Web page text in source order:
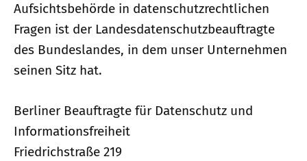
Aufsichtsbehörde in datenschutzrechtlichen
Fragen ist der Landesdatenschutzbeauftragte
des Bundeslandes, in dem unser Unternehmen
seinen Sitz hat.
Berliner Beauftragte für Datenschutz und
Informationsfreiheit
Friedrichstraße 219